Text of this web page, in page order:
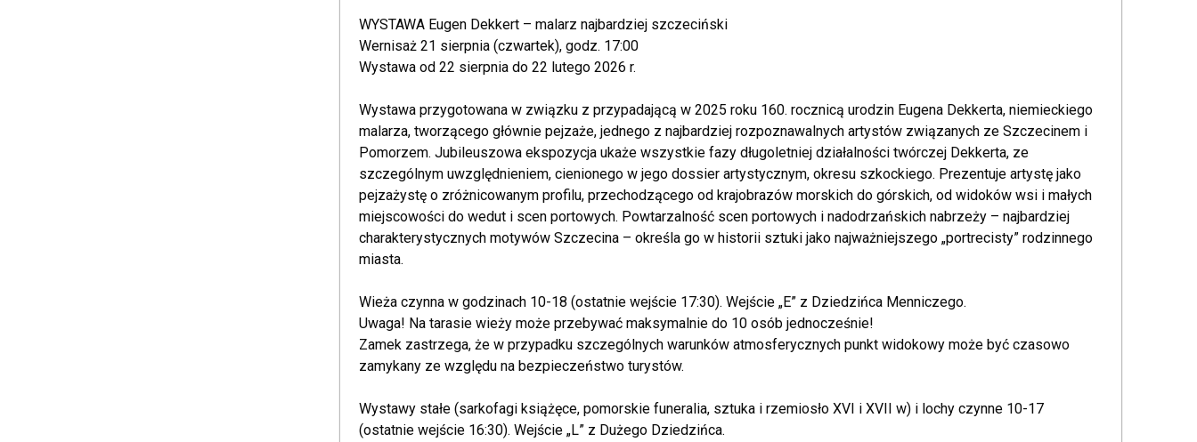
WYSTAWA Eugen Dekkert – malarz najbardziej szczeciński
Wernisaż 21 sierpnia (czwartek), godz. 17:00
Wystawa od 22 sierpnia do 22 lutego 2026 r.
Wystawa przygotowana w związku z przypadającą w 2025 roku 160. rocznicą urodzin Eugena Dekkerta, niemieckiego
malarza, tworzącego głównie pejzaże, jednego z najbardziej rozpoznawalnych artystów związanych ze Szczecinem i
Pomorzem. Jubileuszowa ekspozycja ukaże wszystkie fazy długoletniej działalności twórczej Dekkerta, ze
szczególnym uwzględnieniem, cienionego w jego dossier artystycznym, okresu szkockiego. Prezentuje artystę jako
pejzażystę o zróżnicowanym profilu, przechodzącego od krajobrazów morskich do górskich, od widoków wsi i małych
miejscowości do wedut i scen portowych. Powtarzalność scen portowych i nadodrzańskich nabrzeży – najbardziej
charakterystycznych motywów Szczecina – określa go w historii sztuki jako najważniejszego „portrecisty” rodzinnego
miasta.
Wieża czynna w godzinach 10-18 (ostatnie wejście 17:30). Wejście „E” z Dziedzińca Menniczego.
Uwaga! Na tarasie wieży może przebywać maksymalnie do 10 osób jednocześnie!
Zamek zastrzega, że w przypadku szczególnych warunków atmosferycznych punkt widokowy może być czasowo
zamykany ze względu na bezpieczeństwo turystów.
Wystawy stałe (sarkofagi książęce, pomorskie funeralia, sztuka i rzemiosło XVI i XVII w) i lochy czynne 10-17
(ostatnie wejście 16:30). Wejście „L” z Dużego Dziedzińca.